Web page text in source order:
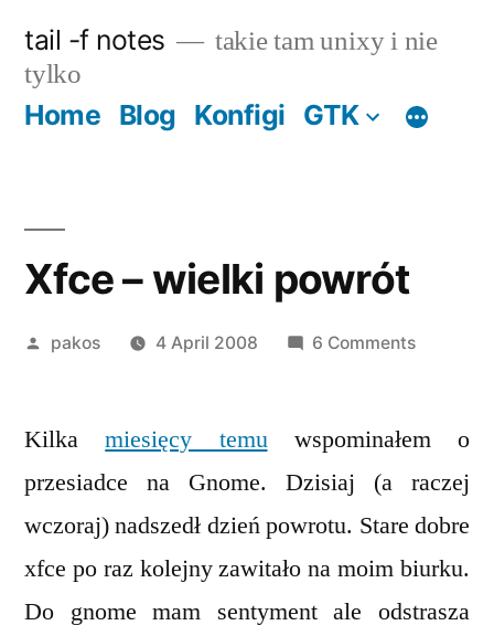
content
tail -f notes
takie tam unixy i nie
tylko
Home Blog Konfigi GTK
Xfce – wielki powrót
Posted
pakos 4 April 2008 6 Commentson
wielki
Kilkamiesięcy temuwspominałem o
przesiadce na Gnome. Dzisiaj (a raczej
wczoraj) nadszedł dzień powrotu. Stare dobre
xfce po raz kolejny zawitało na moim biurku.
Do gnome mam sentyment ale odstrasza